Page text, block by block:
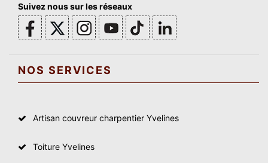
Suivez nous sur les réseaux
NOS SERVICES
Artisan couvreur charpentier Yvelines
Toiture Yvelines